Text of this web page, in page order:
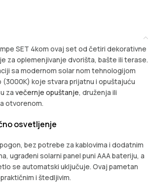
SET 4kom ovaj set od četiri dekorativne
za oplemenjivanje dvorišta, bašte ili terase.
sa modernom solar nom tehnologijom
koje stvara prijatnu i opuštajuću
za večernje opuštanje, druženja ili
otvorenom.
osvetljenje
bez potrebe za kablovima i dodatnim
ugrađeni solarni panel puni AAA bateriju, a
se automatski uključuje. Ovaj pametan
i štedljivim.